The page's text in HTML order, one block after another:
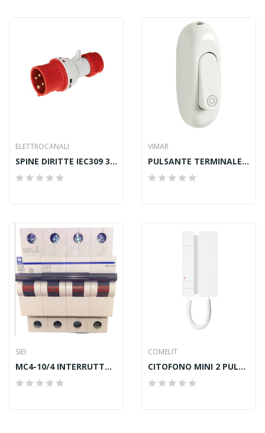
ELETTROCANALI
SPINE DIRITTE IEC309 3P+N+T 380V IP44 32
VIMAR
PULSANTE TERMINALE 1P NO 2[16]A BIANCO
SIEI
MC4-10/4 INTERRUTTORE AUTOMATICO
COMELIT
CITOFONO MINI 2 PULSANTI. SIMPLEBUS2